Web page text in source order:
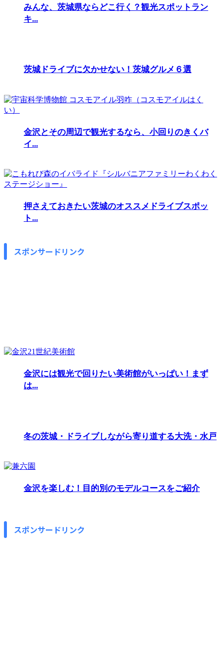
みんな、茨城県ならどこ行く？観光スポットラン
キ...
茨城ドライブに欠かせない！茨城グルメ６選
金沢とその周辺で観光するなら、小回りのきくバ
イ...
押さえておきたい茨城のオススメドライブスポッ
ト...
スポンサードリンク
金沢には観光で回りたい美術館がいっぱい！まず
は...
冬の茨城・ドライブしながら寄り道する大洗・水戸
金沢を楽しむ！目的別のモデルコースをご紹介
スポンサードリンク